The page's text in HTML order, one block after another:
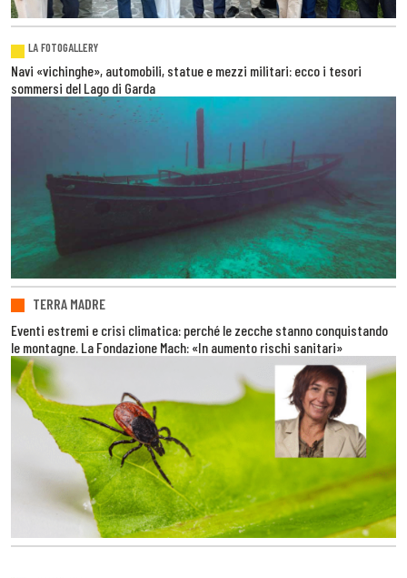
LA FOTOGALLERY
Navi «vichinghe», automobili, statue e mezzi militari: ecco i tesori
sommersi del Lago di Garda
TERRA MADRE
Eventi estremi e crisi climatica: perché le zecche stanno conquistando
le montagne. La Fondazione Mach: «In aumento rischi sanitari»